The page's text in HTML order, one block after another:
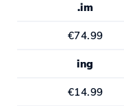
.im
€74.99
ing
€14.99